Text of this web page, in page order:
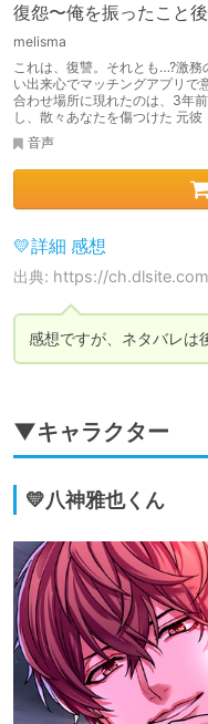
復怨〜俺を振ったこと
melisma
これは、復讐。それとも…?激
い出来心でマッチングアプリで
合わせ場所に現れたのは、3年
し、散々あなたを傷つけた 元彼
音声
💛詳細 感想
出典: https://
感想ですが、ネタバレは
▼キャラクター
💛八神雅也くん